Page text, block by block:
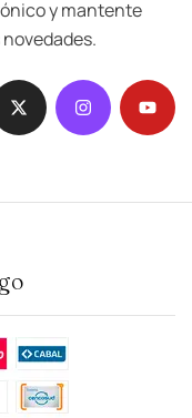
y mantente